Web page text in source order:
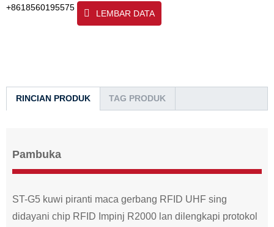
+8618560195575
LEMBAR DATA
RINCIAN PRODUK TAG PRODUK
Pambuka
ST-G5 kuwi piranti maca gerbang RFID UHF sing
didayani chip RFID Impinj R2000 lan dilengkapi protokol